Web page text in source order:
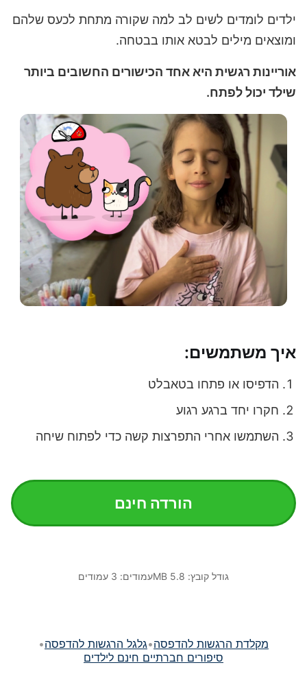
ילדים לומדים לשים לב למה שקורה מתחת לכעס שלהם
ומוצאים מילים לבטא אותו בבטחה.
אוריינות רגשית היא אחד הכישורים החשובים ביותר
שילד יכול לפתח.
איך משתמשים:
הדפיסו או פתחו בטאבלט
חקרו יחד ברגע רגוע
השתמשו אחרי התפרצות קשה כדי לפתוח שיחה
הורדה חינם
גודל קובץ: 5.8 MB עמודים: 3 עמודים
מקלדת הרגשות להדפסה•גלגל הרגשות להדפסה•
סיפורים חברתיים חינם לילדים